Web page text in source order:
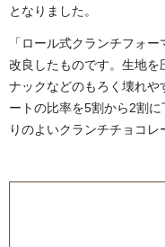
となりました。
「ロール式クランチフォ
改良したものです。生地を
ナックなどのもろく壊れや
ートの比率を5割から2割
りのよいクランチチョコレ